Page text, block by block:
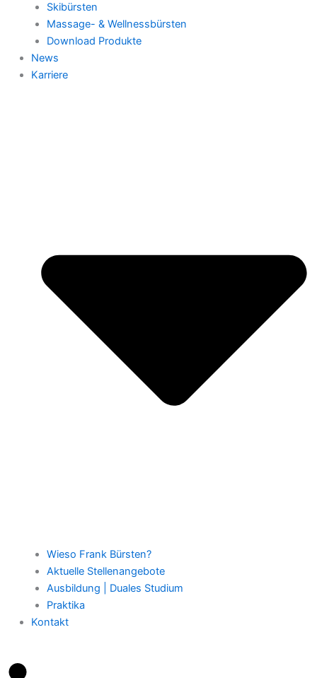
Skibürsten
Massage- & Wellnessbürsten
Download Produkte
News
Karriere
Wieso Frank Bürsten?
Aktuelle Stellenangebote
Ausbildung | Duales Studium
Praktika
Kontakt